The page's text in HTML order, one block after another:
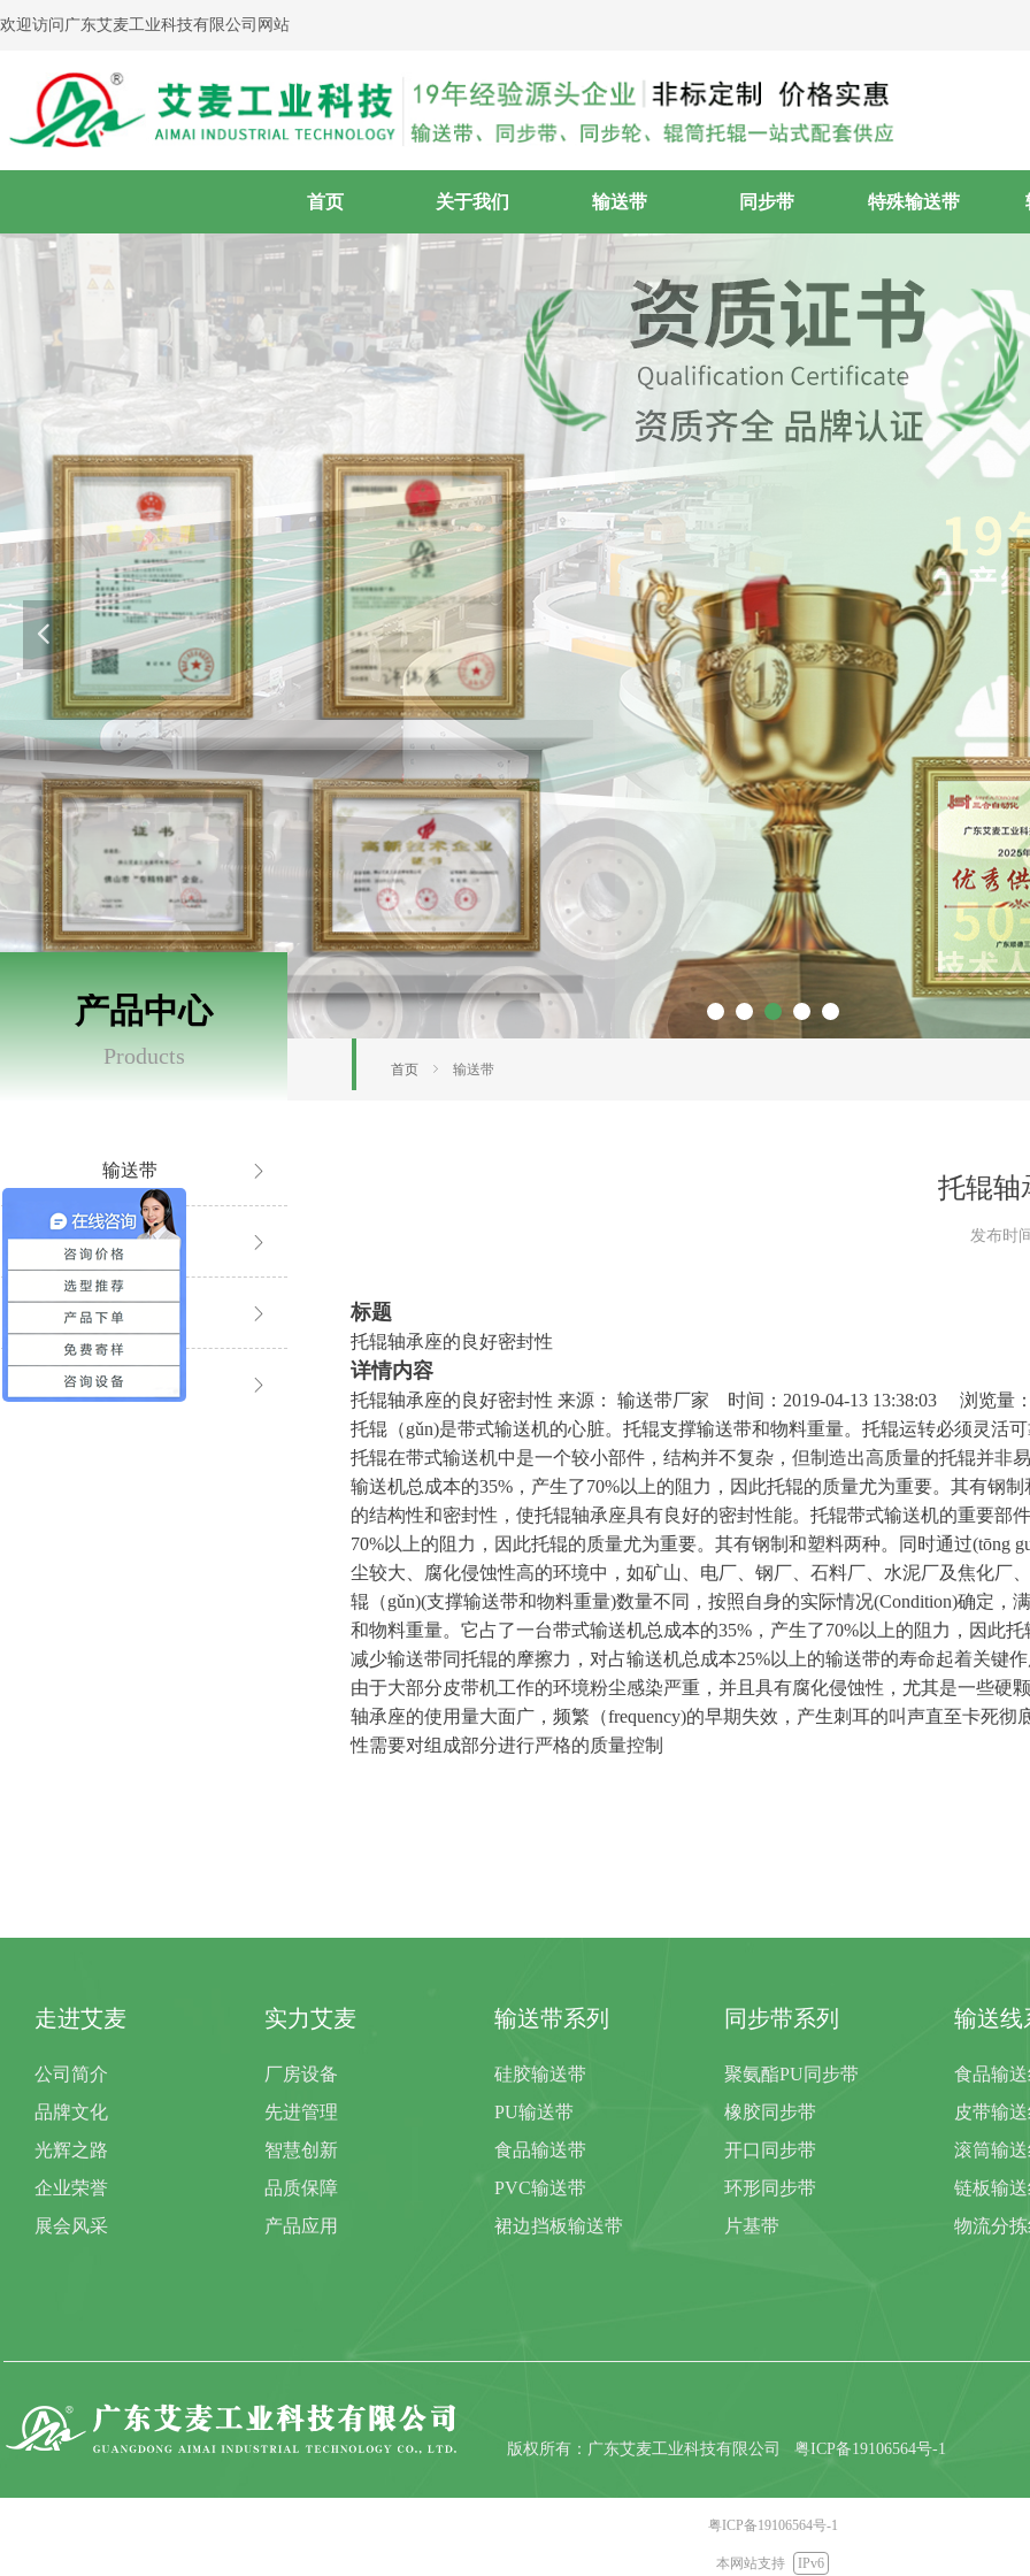
넳
首页 关于我们 输送带 同步带 特殊输送带
欢迎访问广东艾麦工业科技有限公司网站
托辊轴
标题
托辊轴承座的良好密封性
详情内容
托辊轴承座的良好密封性 来源 ： 输送带厂家 时间 ： 2019-04-13 13:38:03 浏览量
托辊 （gǔn)是带式输送机的心脏。托辊支撑输送带和物料重量。托辊运转必须灵活
托辊在带式输送机中是一个较小部件，结构并不复杂，但制造出高质量的托辊并
输送机总成本的35% ，产生了70%以上的阻力，因此托辊的质量尤为重要。其有钢
的结构性和密封性，使托辊轴承座具有良好的密封性能。托辊带式输送机的重要
70%以上的阻力，因此托辊的质量尤为重要。其有钢制和塑料两种。同时通过(tōng
尘较大、腐化侵蚀性高的环境中，如矿山、电厂、钢厂、石料厂、水泥厂及焦化
辊 （gǔn)(支撑输送带和物料重量)数量不同，按照自身的实际情况(Condition)确定，
和物料重量。它占了一台带式输送机总成本的35% ，产生了70%以上的阻力，因此
减少输送带同托辊的摩擦力，对占输送机总成本25%以上的输送带的寿命起着关键
由于大部分皮带机工作的环境粉尘感染严重，并且具有腐化侵蚀性，尤其是一些
轴承座的使用量大面广，频繁 （frequency)的早期失效，产生刺耳的叫声直至卡死彻
性需要对组成部分进行严格的质量控制
首页 ꁇ 输送带
发布时
产品中心
Products
输送带 ꁕ
同步带 ꁕ
输送线 ꁕ
滚筒系列 ꁕ
走进艾麦
公司简介
品牌文化
光辉之路
企业荣誉
展会风采
实力艾麦
厂房设备
先进管理
智慧创新
品质保障
产品应用
输送带系列
硅胶输送带
PU输送带
食品输送带
PVC输送带
裙边挡板输送带
同步带系列
聚氨酯PU同步带
橡胶同步带
开口同步带
环形同步带
片基带
输送线
食品输
皮带输
滚筒输
链板输
物流分
版权所有：广东艾麦工业科技有限公司 粤ICP备19106564号-1
粤ICP备19106564号-1
本网站支持 IPv6